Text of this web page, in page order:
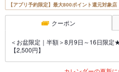
【アプリ予約限定】最大800ポイント還元対象店
クーポン
＜お盆限定｜半額＞8月9日～16日限
【2,500円】